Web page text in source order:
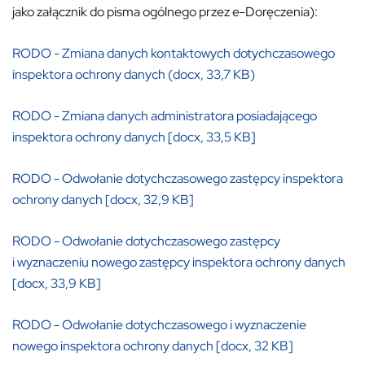
jako załącznik do pisma ogólnego przez e-Doręczenia):
RODO - Zmiana danych kontaktowych dotychczasowego
inspektora ochrony danych (docx, 33,7 KB)
RODO - Zmiana danych administratora posiadającego
inspektora ochrony danych [docx, 33,5 KB]
RODO - Odwołanie dotychczasowego zastępcy inspektora
ochrony danych [docx, 32,9 KB]
RODO - Odwołanie dotychczasowego zastępcy
i wyznaczeniu nowego zastępcy inspektora ochrony danych
[docx, 33,9 KB]
RODO - Odwołanie dotychczasowego i wyznaczenie
nowego inspektora ochrony danych [docx, 32 KB]